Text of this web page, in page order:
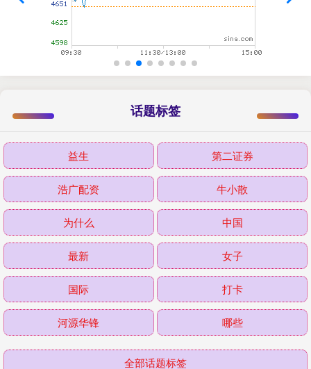
话题标签
益生 第二证券
浩广配资 牛小散
为什么 中国
最新 女子
国际 打卡
河源华锋 哪些
全部话题标签